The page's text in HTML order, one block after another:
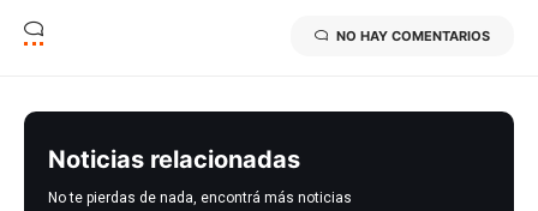
NO HAY COMENTARIOS
Noticias relacionadas
No te pierdas de nada, encontrá más noticias